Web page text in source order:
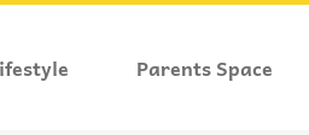
Parents Space